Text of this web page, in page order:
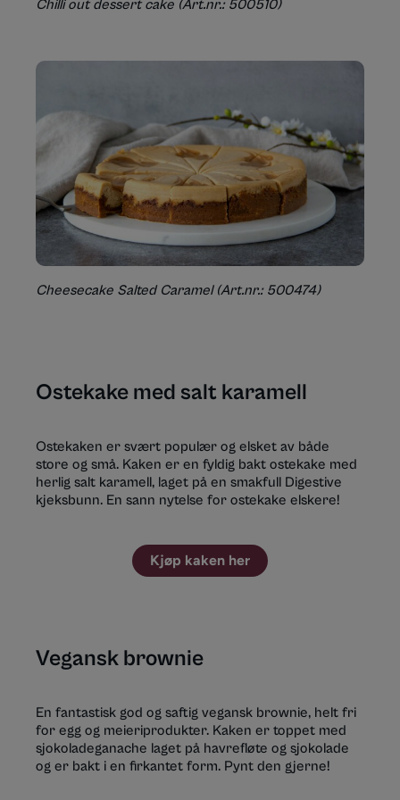
Chilli out dessert cake (Art.nr.: 500510)
Cheesecake Salted Caramel (Art.nr.: 500474)
Ostekake med salt karamell
Ostekaken er svært populær og elsket av både
store og små. Kaken er en fyldig bakt ostekake med
herlig salt karamell, laget på en smakfull Digestive
kjeksbunn. En sann nytelse for ostekake elskere!
Kjøp kaken her
Vegansk brownie
En fantastisk god og saftig vegansk brownie, helt fri
for egg og meieriprodukter. Kaken er toppet med
sjokoladeganache laget på havrefløte og sjokolade
og er bakt i en firkantet form. Pynt den gjerne!